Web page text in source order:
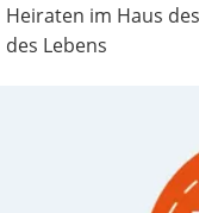
Heiraten im Haus
des Lebens